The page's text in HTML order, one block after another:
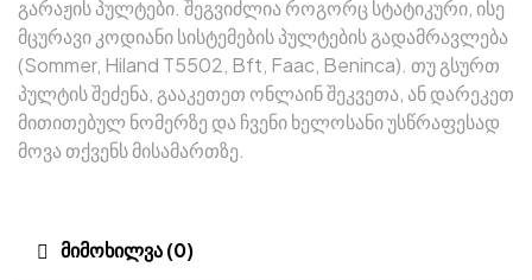
გარაჟის პულტები. შეგვიძლია როგორც სტატიკური, ისე
მცურავი კოდიანი სისტემების პულტების გადამრავლება
(Sommer, Hiland T5502, Bft, Faac, Beninca). თუ გსურთ
პულტის შეძენა, გააკეთეთ ონლაინ შეკვეთა, ან დარეკეთ
მითითებულ ნომერზე და ჩვენი ხელოსანი უსწრაფესად
მოვა თქვენს მისამართზე.
ᲛᲘᲛᲝᲮᲘᲚᲕᲐ (0)